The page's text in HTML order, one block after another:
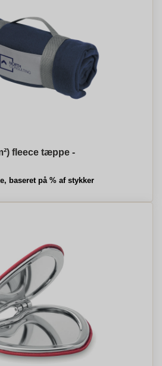
fleece tæppe -
baseret på % af stykker